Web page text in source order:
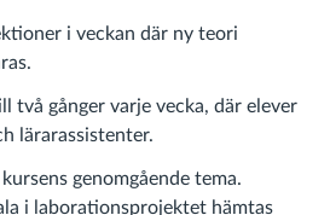
i veckan där ny teori
två gånger varje vecka, där elever
lärarassistenter.
genomgående tema.
i laborationsprojektet hämtas